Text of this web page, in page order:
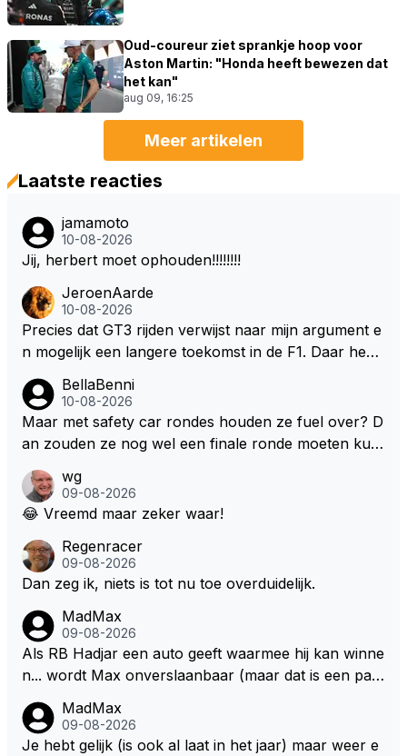
Oud-coureur ziet sprankje hoop voor
Aston Martin: "Honda heeft bewezen dat
het kan"
aug 09, 16:25
Meer artikelen
Laatste reacties
jamamoto
10-08-2026
Jij, herbert moet ophouden!!!!!!!!
JeroenAarde
10-08-2026
Precies dat GT3 rijden verwijst naar mijn argument e
n mogelijk een langere toekomst in de F1. Daar heeft
erademing was. Dit zou in de F1 bij elke race moeten
zijn. Stel de auto's worden zoals ik omschreef en M
ax kan helemaal los gaan met zijn talenten, dan zie i
en na het volgende kontrakt.
BellaBenni
10-08-2026
Maar met safety car rondes houden ze fuel over? D
an zouden ze nog wel een finale ronde moeten kun
wg
09-08-2026
😂 Vreemd maar zeker waar!
Regenracer
09-08-2026
Dan zeg ik, niets is tot nu toe overduidelijk.
MadMax
09-08-2026
Als RB Hadjar een auto geeft waarmee hij kan winne
n... wordt Max onverslaanbaar (maar dat is een par
MadMax
09-08-2026
Je hebt gelijk (is ook al laat in het jaar) maar weer e